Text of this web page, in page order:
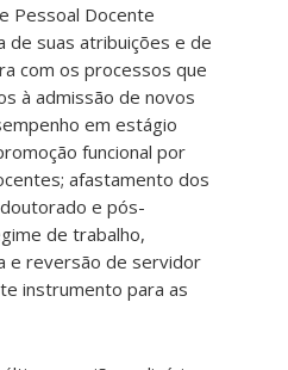
Pessoal Docente
de suas atribuições e de
com os processos que
à admissão de novos
em estágio
funcional por
afastamento dos
e pós-
de trabalho,
e reversão de servidor
instrumento para as